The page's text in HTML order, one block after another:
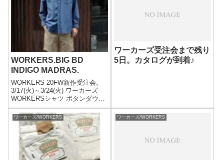
WORKERS.BIG BD
INDIGO MADRAS.
WORKERS 20FW新作受注会。
3/17(火)～3/24(火) ワーカーズ
WORKERSシャツ ボタンダウン
シャツ ビッグサイズ インディゴ
マドラスBIG BD INDIGO
MADRAS 2020SS MADE IN
JAPAN(...
ワーカーズ受注会まで残り
5日。カタログが到着♪
ワーカーズ/WORKERS ワーカーズ/WORKERS